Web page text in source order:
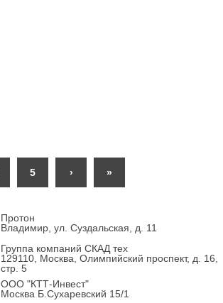
5 › »
Протон
Владимир, ул. Суздальская, д. 11
Группа компаний СКАД тех
129110, Москва, Олимпийский проспект, д. 16,
стр. 5
ООО "КТТ-Инвест"
Москва Б.Сухаревский 15/1